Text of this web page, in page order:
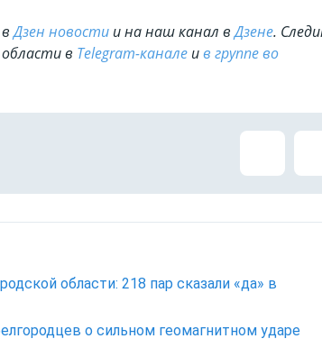
вДзен новости и на наш канал вДзене.
в Telegram-канале ив группе во
области: 218 пар сказали «да» в
о сильном геомагнитном ударе